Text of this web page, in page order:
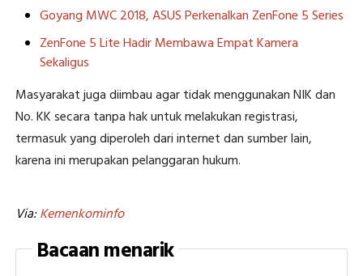
Goyang MWC 2018, ASUS Perkenalkan ZenFone 5 Series
ZenFone 5 Lite Hadir Membawa Empat Kamera
Sekaligus
Masyarakat juga diimbau agar tidak menggunakan NIK dan
No. KK secara tanpa hak untuk melakukan registrasi,
termasuk yang diperoleh dari internet dan sumber lain,
karena ini merupakan pelanggaran hukum.
Via:Kemenkominfo
Bacaan menarik